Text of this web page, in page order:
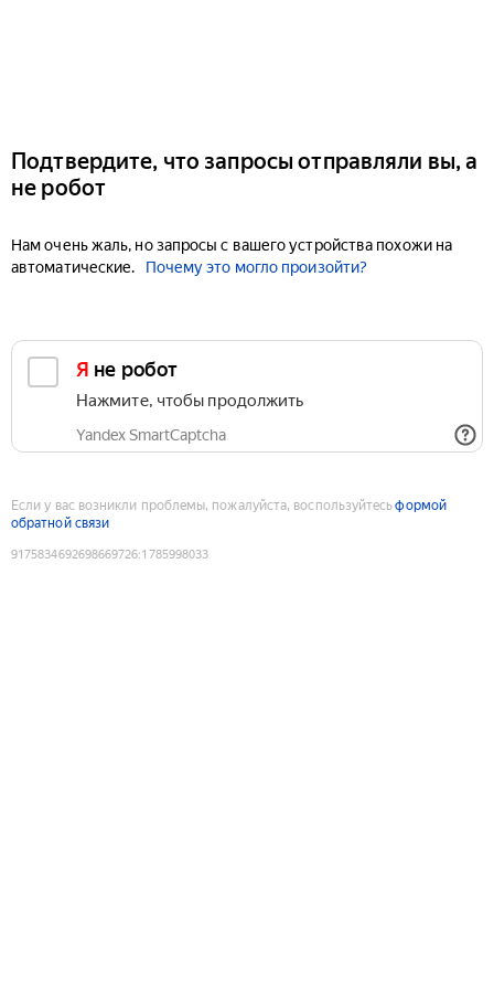
Подтвердите, что запросы отправляли вы, а
не робот
Нам очень жаль, но запросы с вашего устройства похожи на
автоматические.
Почему это могло произойти?
Я не робот
Нажмите, чтобы продолжить
Yandex SmartCaptcha
Если у вас возникли проблемы, пожалуйста, воспользуйтесьформой
обратной связи
9175834692698669726:1785998033